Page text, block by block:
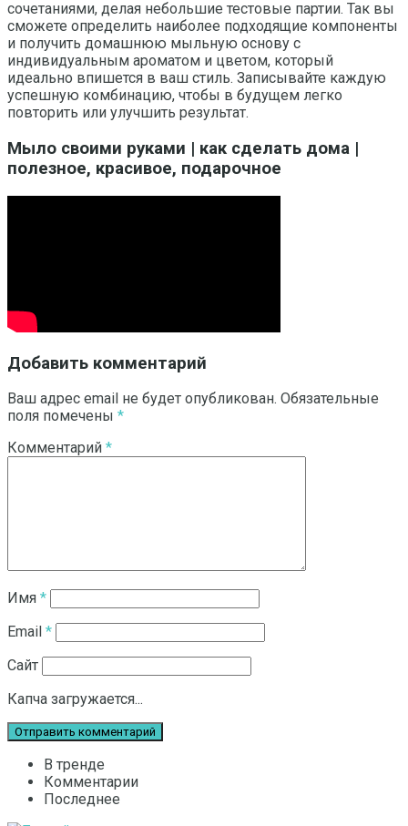
сочетаниями, делая небольшие тестовые партии. Так вы
сможете определить наиболее подходящие компоненты
и получить домашнюю мыльную основу с
индивидуальным ароматом и цветом, который
идеально впишется в ваш стиль. Записывайте каждую
успешную комбинацию, чтобы в будущем легко
повторить или улучшить результат.
Мыло своими руками | как сделать дома |
полезное, красивое, подарочное
Добавить комментарий
Ваш адрес email не будет опубликован. Обязательные
поля помечены *
Комментарий *
Имя *
Email *
Сайт
Капча загружается...
В тренде
Комментарии
Последнее